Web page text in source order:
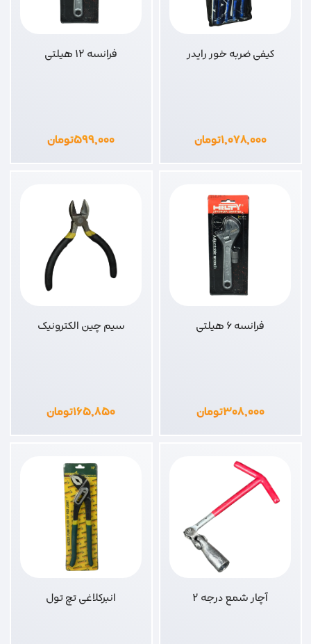
کیفی ضربه خور رایدر
۱,۰۷۸,۰۰۰تومان
فرانسه 12 هیلتی
۵۹۹,۰۰۰تومان
فرانسه 6 هیلتی
۳۰۸,۰۰۰تومان
سیم چین الکترونیک
۱۶۵,۸۵۰تومان
آچار شمع درجه 2 انبرکلاغی تچ تول